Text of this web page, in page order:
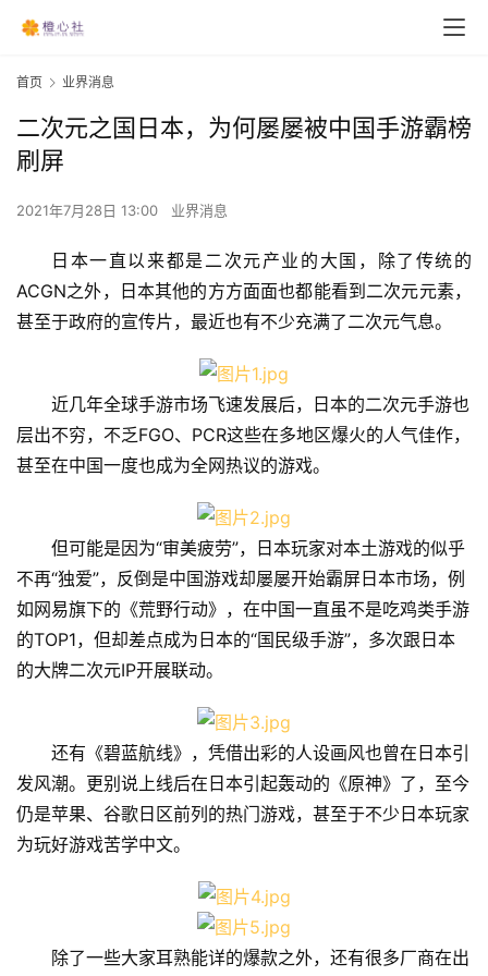
首页 业界消息
二次元之国日本，为何屡屡被中国手游霸榜
刷屏
2021年7月28日 13:00 业界消息
日本一直以来都是二次元产业的大国，除了传统的
ACGN之外，日本其他的方方面面也都能看到二次元元素，
甚至于政府的宣传片，最近也有不少充满了二次元气息。
近几年全球手游市场飞速发展后，日本的二次元手游也
层出不穷，不乏FGO、PCR这些在多地区爆火的人气佳作，
甚至在中国一度也成为全网热议的游戏。
但可能是因为“审美疲劳”，日本玩家对本土游戏的似乎
不再“独爱”，反倒是中国游戏却屡屡开始霸屏日本市场，例
如网易旗下的《荒野行动》，在中国一直虽不是吃鸡类手游
的TOP1，但却差点成为日本的“国民级手游”，多次跟日本
的大牌二次元IP开展联动。
还有《碧蓝航线》，凭借出彩的人设画风也曾在日本引
发风潮。更别说上线后在日本引起轰动的《原神》了，至今
仍是苹果、谷歌日区前列的热门游戏，甚至于不少日本玩家
为玩好游戏苦学中文。
除了一些大家耳熟能详的爆款之外，还有很多厂商在出